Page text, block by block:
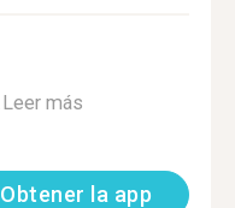
Leer más
Obtener la app